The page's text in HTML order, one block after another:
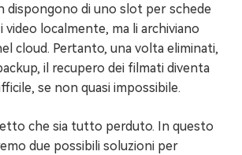
dispongono di uno slot per schede
video localmente, ma li archiviano
cloud. Pertanto, una volta eliminati,
il recupero dei filmati diventa
se non quasi impossibile.
che sia tutto perduto. In questo
due possibili soluzioni per